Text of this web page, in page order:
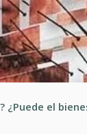
el